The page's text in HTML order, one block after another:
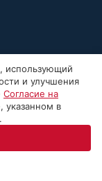
использующий
и улучшения
Согласие на
указанном в
.